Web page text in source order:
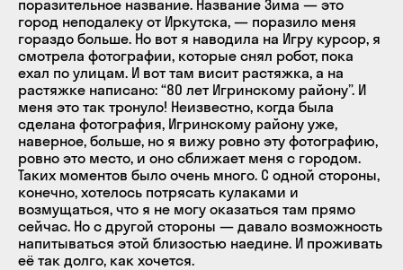
поразительное название. Название Зима — это
город неподалеку от Иркутска, — поразило меня
гораздо больше. Но вот я наводила на Игру курсор, я
смотрела фотографии, которые снял робот, пока
ехал по улицам. И вот там висит растяжка, а на
растяжке написано: “80 лет Игринскому району”. И
меня это так тронуло! Неизвестно, когда была
сделана фотография, Игринскому району уже,
наверное, больше, но я вижу ровно эту фотографию,
ровно это место, и оно сближает меня с городом.
Таких моментов было очень много. С одной стороны,
конечно, хотелось потрясать кулаками и
возмущаться, что я не могу оказаться там прямо
сейчас. Но с другой стороны — давало возможность
напитываться этой близостью наедине. И проживать
её так долго, как хочется.